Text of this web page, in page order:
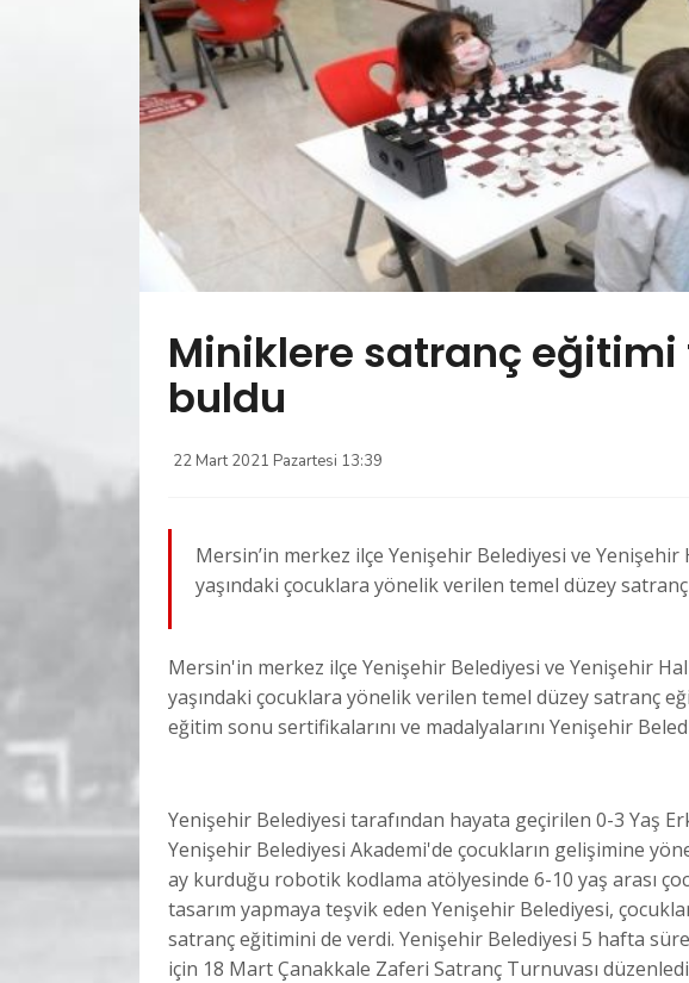
Miniklere satranç
buldu
22 Mart 2021 Pazartesi 13:39
Mersin’in merkez ilçe Yenişehir Belediyesi ve
yaşındaki çocuklara yönelik verilen temel düzey
Mersin'in merkez ilçe Yenişehir Belediyesi ve Yenişehir
yaşındaki çocuklara yönelik verilen temel düzey satranç
eğitim sonu sertifikalarını ve madalyalarını Yenişehir
Yenişehir Belediyesi tarafından hayata geçirilen 0-3 Yaş
Yenişehir Belediyesi Akademi'de çocukların gelişimine
ay kurduğu robotik kodlama atölyesinde 6-10 yaş arası
tasarım yapmaya teşvik eden Yenişehir Belediyesi,
satranç eğitimini de verdi. Yenişehir Belediyesi 5 hafta
için 18 Mart Çanakkale Zaferi Satranç Turnuvası